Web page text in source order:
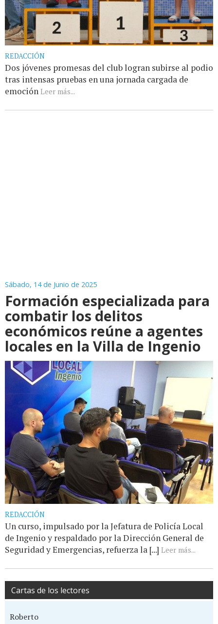
REDACCIÓN
Dos jóvenes promesas del club logran subirse al podio
tras intensas pruebas en una jornada cargada de
emoción Leer más...
Sábado, 14 de Junio de 2025
Formación especializada para
combatir los delitos
económicos reúne a agentes
locales en la Villa de Ingenio
REDACCIÓN
Un curso, impulsado por la Jefatura de Policía Local
de Ingenio y respaldado por la Dirección General de
Seguridad y Emergencias, refuerza la [...] Leer más...
Cartas de los lectores
Roberto